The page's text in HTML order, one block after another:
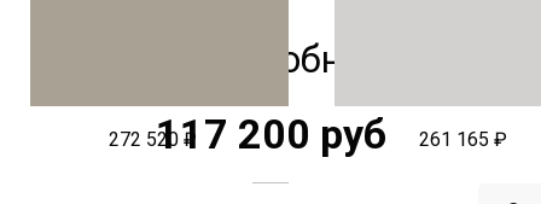
261 165 ₽
272 520 ₽
Гардеробная
117 200 руб